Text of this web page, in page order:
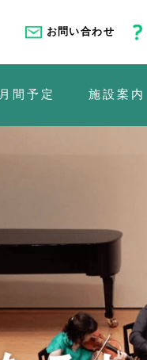
お問い合わせ
月間予定 施設案内